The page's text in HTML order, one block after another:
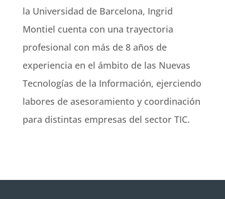
la Universidad de Barcelona, Ingrid
Montiel cuenta con una trayectoria
profesional con más de 8 años de
experiencia en el ámbito de las Nuevas
Tecnologías de la Información, ejerciendo
labores de asesoramiento y coordinación
para distintas empresas del sector TIC.